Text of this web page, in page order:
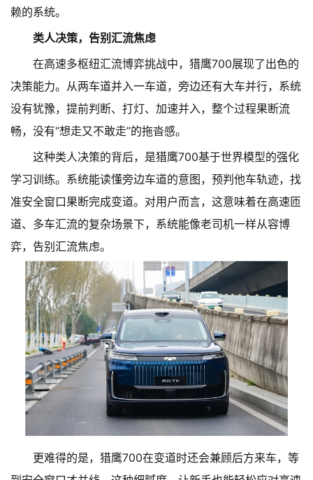
赖的系统。
类人决策，告别汇流焦虑
在高速多枢纽汇流博弈挑战中，猎鹰700展现了出色的
决策能力。从两车道并入一车道，旁边还有大车并行，系统
没有犹豫，提前判断、打灯、加速并入，整个过程果断流
畅，没有“想走又不敢走”的拖沓感。
这种类人决策的背后，是猎鹰700基于世界模型的强化
学习训练。系统能读懂旁边车道的意图，预判他车轨迹，找
准安全窗口果断完成变道。对用户而言，这意味着在高速匝
道、多车汇流的复杂场景下，系统能像老司机一样从容博
弈，告别汇流焦虑。
更难得的是，猎鹰700在变道时还会兼顾后方来车，等